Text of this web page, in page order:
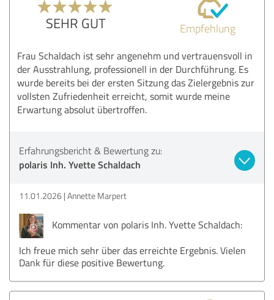
SEHR GUT Empfehlung
Frau Schaldach ist sehr angenehm und vertrauensvoll in
der Ausstrahlung, professionell in der Durchführung. Es
wurde bereits bei der ersten Sitzung das Zielergebnis zur
vollsten Zufriedenheit erreicht, somit wurde meine
Erwartung absolut übertroffen.
Erfahrungsbericht & Bewertung zu:
polaris Inh. Yvette Schaldach
11.01.2026 Annette Marpert
Kommentar von polaris Inh. Yvette Schaldach:
Ich freue mich sehr über das erreichte Ergebnis. Vielen
Dank für diese positive Bewertung.